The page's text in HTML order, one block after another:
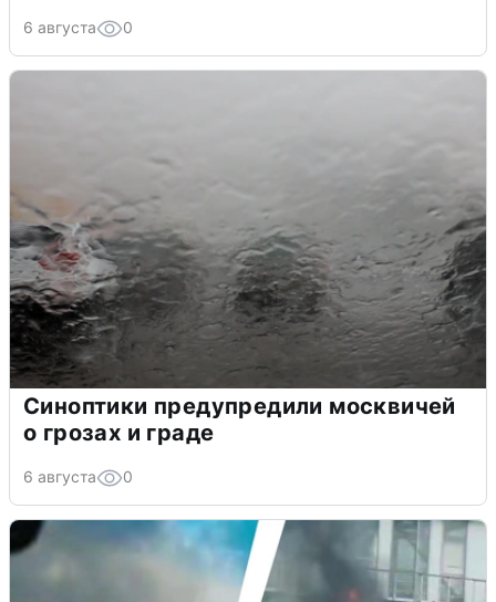
6 августа 0
Синоптики предупредили москвичей
о грозах и граде
6 августа 0